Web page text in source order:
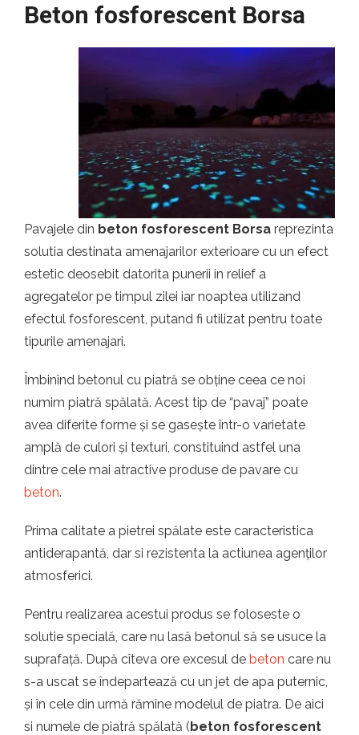
Beton fosforescent Borsa
Pavajele din beton fosforescent Borsa reprezinta
solutia destinata amenajarilor exterioare cu un efect
estetic deosebit datorita punerii in relief a
agregatelor pe timpul zilei iar noaptea utilizand
efectul fosforescent, putand fi utilizat pentru toate
tipurile amenajari.
Îmbinînd betonul cu piatră se obține ceea ce noi
numim piatră spălată. Acest tip de “pavaj” poate
avea diferite forme și se gasește într-o varietate
amplă de culori și texturi, constituind astfel una
dintre cele mai atractive produse de pavare cu
beton.
Prima calitate a pietrei spălate este caracteristica
antiderapantă, dar si rezistenta la actiunea agenților
atmosferici.
Pentru realizarea acestui produs se foloseste o
solutie specială, care nu lasă betonul să se usuce la
suprafață. După cîteva ore excesul de beton care nu
s-a uscat se îndepartează cu un jet de apa puternic,
și în cele din urmă rămîne modelul de piatra. De aici
si numele de piatră spălată (beton fosforescent